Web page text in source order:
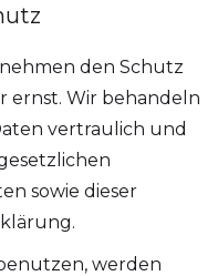
den Schutz
ernst. Wir behandeln
vertraulich und
sowie dieser
werden